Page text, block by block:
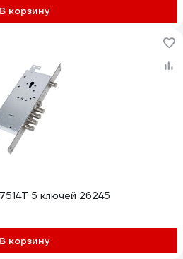
В корзину
5 ключей 26245
В корзину